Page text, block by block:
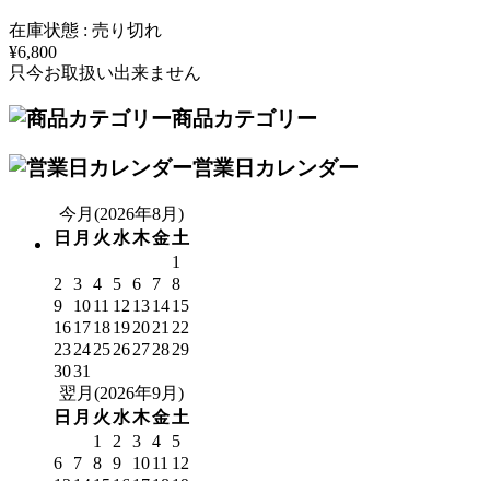
在庫状態 : 売り切れ
¥6,800
只今お取扱い出来ません
商品カテゴリー
営業日カレンダー
今月(2026年8月)
日 月 火 水木金土
1
2
3 4 5 6 7 8
9
1011 12 131415
161718192021 22
23242526272829
3031
翌月(2026年9月)
日 月 火 水木金土
1
2 3 4
5
6
7 8 9 1011 12